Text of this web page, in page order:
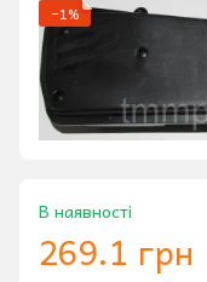
−1%
В наявності
269.1 грн